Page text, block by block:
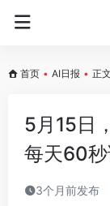
首页 • AI日报 • 正文
5月15日
每天60秒
3个月前发布